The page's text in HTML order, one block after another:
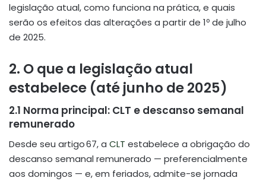
legislação atual, como funciona na prática, e quais
serão os efeitos das alterações a partir de 1º de julho
de 2025.
2. O que a legislação atual
estabelece (até junho de 2025)
2.1 Norma principal: CLT e descanso semanal
remunerado
Desde seu artigo 67, a CLT estabelece a obrigação do
descanso semanal remunerado — preferencialmente
aos domingos — e, em feriados, admite-se jornada